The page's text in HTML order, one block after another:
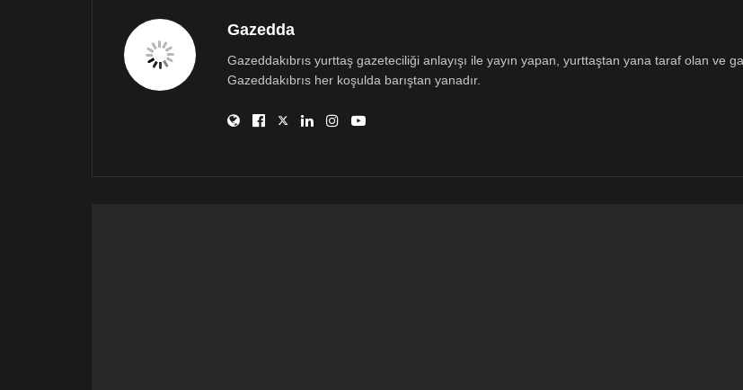
Gazedda
Gazeddakıbrıs yurttaş gazeteciliği anlayışı ile yayın yapan, yurttaştan yana taraf olan ve
Gazeddakıbrıs her koşulda barıştan yanadır.